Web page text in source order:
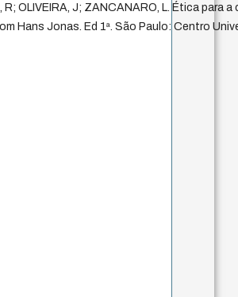
R; OLIVEIRA, J; ZANCANARO, L. Ética para
Hans Jonas. Ed 1ª. São Paulo: Centro